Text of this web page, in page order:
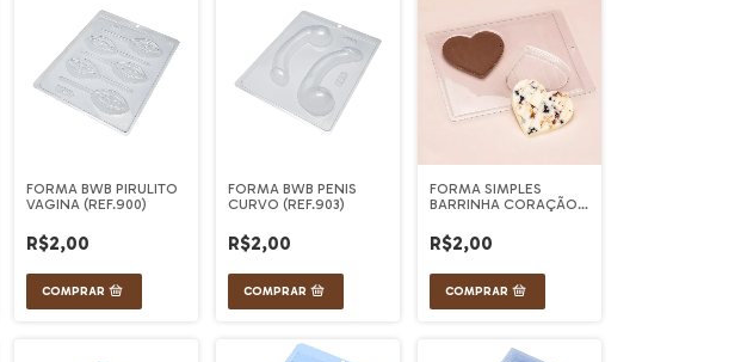
FORMA BWB PIRULITO
VAGINA (REF.900)
R$2,00
FORMA BWB PENIS
CURVO (REF.903)
R$2,00
FORMA SIMPLES
BARRINHA CORAÇÃO
R$2,00